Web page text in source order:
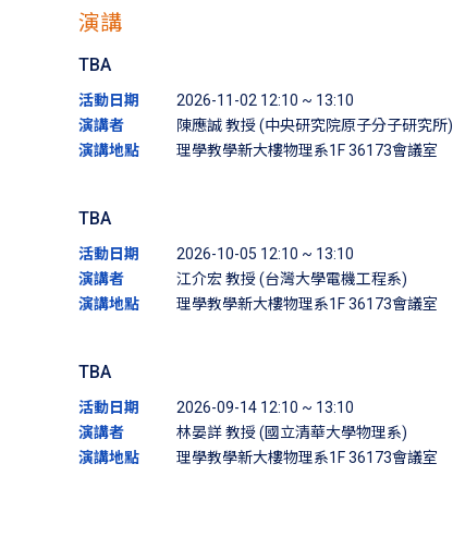
演講
TBA
活動日期
2026-11-02 12:10 ~ 13:10
演講者
陳應誠 教授 (中央研究院原子分子研究所)
演講地點
理學教學新大樓物理系1F 36173會議室
TBA
活動日期
2026-10-05 12:10 ~ 13:10
演講者
江介宏 教授 (台灣大學電機工程系)
演講地點
理學教學新大樓物理系1F 36173會議室
TBA
活動日期
2026-09-14 12:10 ~ 13:10
演講者
林晏詳 教授 (國立清華大學物理系)
演講地點
理學教學新大樓物理系1F 36173會議室